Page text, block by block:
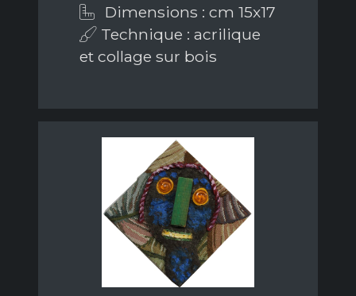
Dimensions : cm 15x17
Technique : acrilique
et collage sur bois